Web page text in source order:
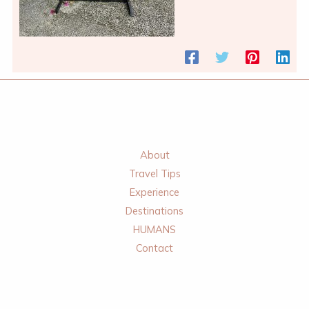
About
Travel Tips
Experience
Destinations
HUMANS
Contact